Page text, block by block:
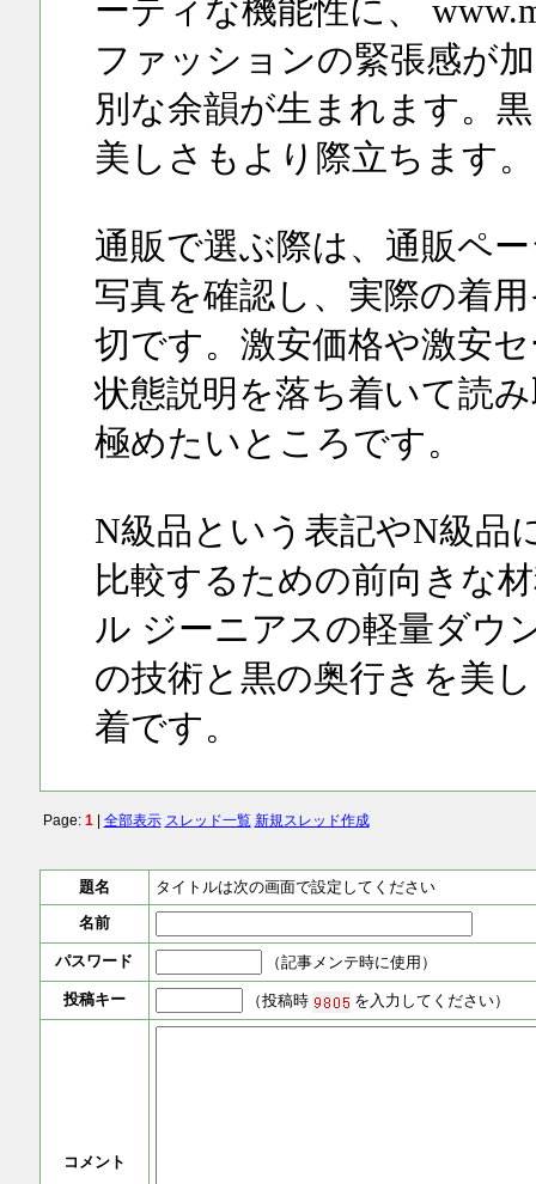
ーティな機能性に、
ファッションの緊張感が
別な余韻が生まれます。
美しさもより際立ちます。
通販で選ぶ際は、通販ペ
写真を確認し、実際の着
切です。激安価格や激安
状態説明を落ち着いて読
極めたいところです。
N級品という表記やN級品
比較するための前向きな
ル ジーニアスの軽量ダウ
の技術と黒の奥行きを美
着です。
Page: 1| 全部表示 スレッド一覧 新規スレッド作成
題名
タイトルは次の画面で設定してください
名前
パスワード （記事メンテ時に使用）
投稿キー （投稿時 を入力してください）
コメント